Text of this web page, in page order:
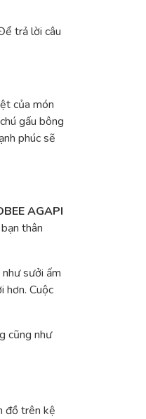
trả lời câu
của món
gấu bông
phúc sẽ
AGAPI
thân
sưởi ấm
hơn. Cuộc
cũng như
đồ trên kệ